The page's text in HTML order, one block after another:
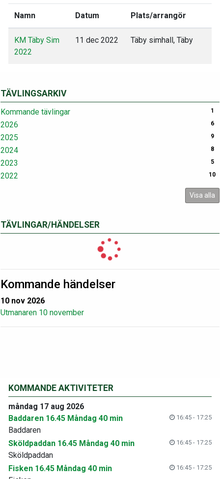
TÄVLINGSARKIV
Kommande tävlingar 1
2026 6
2025 9
2024 8
2023 5
2022 10
Visa alla
TÄVLINGAR/HÄNDELSER
Kommande händelser
10 nov 2026
Utmanaren 10 november
Namn Datum Plats/arrangör
KM Täby Sim
2022
11 dec 2022 Täby simhall, Täby
KOMMANDE AKTIVITETER
måndag 17 aug 2026
Baddaren 16.45 Måndag 40 min
16:45 - 17:25
Baddaren
Sköldpaddan 16.45 Måndag 40 min
16:45 - 17:25
Sköldpaddan
Fisken 16.45 Måndag 40 min
16:45 - 17:25